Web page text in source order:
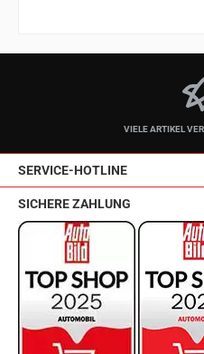
VIELE ARTIKEL
SERVICE-HOTLINE
SICHERE ZAHLUNG